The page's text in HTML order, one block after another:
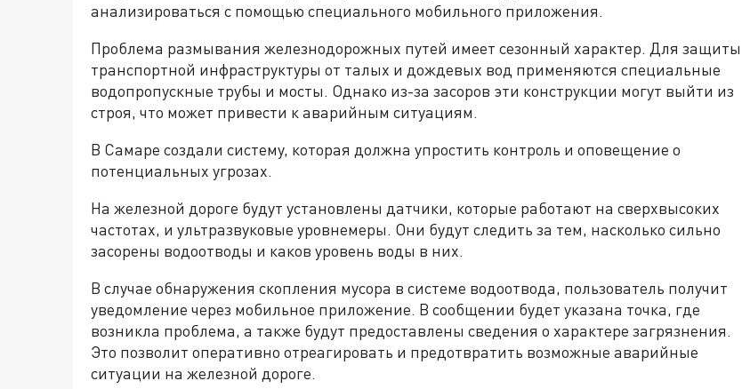
анализироваться с помощью специального мобильного приложения.
Проблема размывания железнодорожных путей имеет сезонный характер. Для защиты
транспортной инфраструктуры от талых и дождевых вод применяются специальные
водопропускные трубы и мосты. Однако из-за засоров эти конструкции могут выйти из
строя, что может привести к аварийным ситуациям.
В Самаре создали систему, которая должна упростить контроль и оповещение о
потенциальных угрозах.
На железной дороге будут установлены датчики, которые работают на сверхвысоких
частотах, и ультразвуковые уровнемеры. Они будут следить за тем, насколько сильно
засорены водоотводы и каков уровень воды в них.
В случае обнаружения скопления мусора в системе водоотвода, пользователь получит
уведомление через мобильное приложение. В сообщении будет указана точка, где
возникла проблема, а также будут предоставлены сведения о характере загрязнения.
Это позволит оперативно отреагировать и предотвратить возможные аварийные
ситуации на железной дороге.